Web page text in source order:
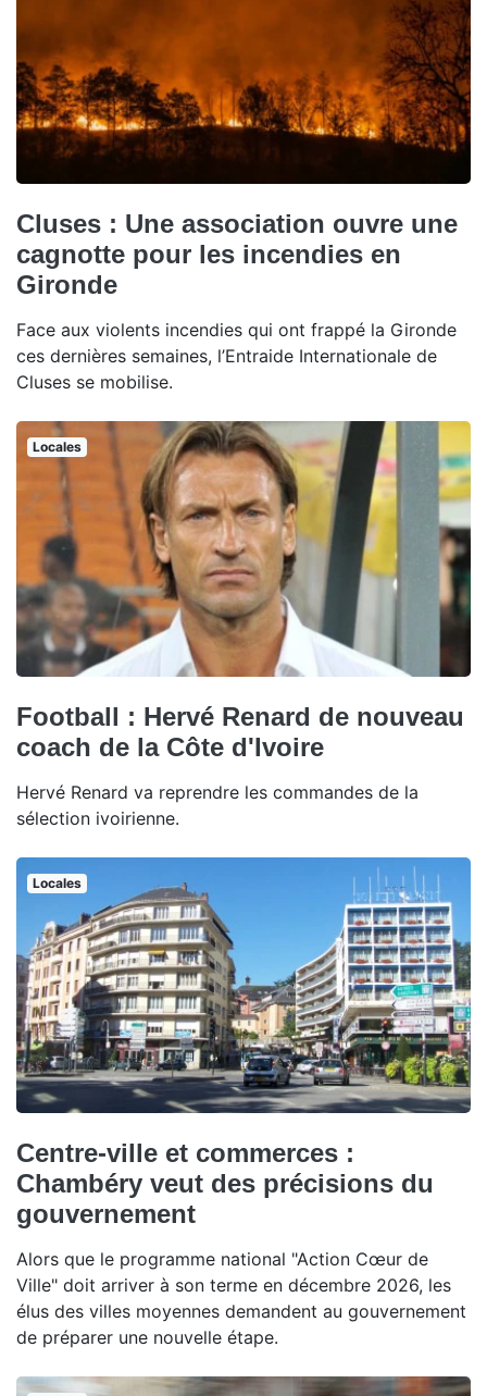
Cluses : Une association ouvre une
cagnotte pour les incendies en
Gironde
Face aux violents incendies qui ont frappé la Gironde
ces dernières semaines, l’Entraide Internationale de
Cluses se mobilise.
Locales
Football : Hervé Renard de nouveau
coach de la Côte d'Ivoire
Hervé Renard va reprendre les commandes de la
sélection ivoirienne.
Locales
Centre-ville et commerces :
Chambéry veut des précisions du
gouvernement
Alors que le programme national "Action Cœur de
Ville" doit arriver à son terme en décembre 2026, les
élus des villes moyennes demandent au gouvernement
de préparer une nouvelle étape.